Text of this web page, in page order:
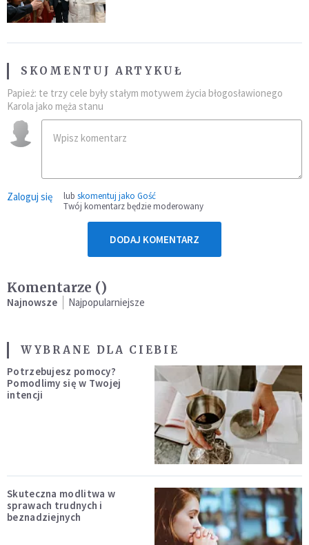
SKOMENTUJ ARTYKUŁ
Papież: te trzy cele były stałym motywem życia błogosławionego
Karola jako męża stanu
Zaloguj się lub skomentuj jako Gość
Twój komentarz będzie moderowany
DODAJ KOMENTARZ
Komentarze ()
Najnowsze Najpopularniejsze
WYBRANE DLA CIEBIE
Potrzebujesz pomocy?
Pomodlimy się w Twojej
intencji
Skuteczna modlitwa w
sprawach trudnych i
beznadziejnych